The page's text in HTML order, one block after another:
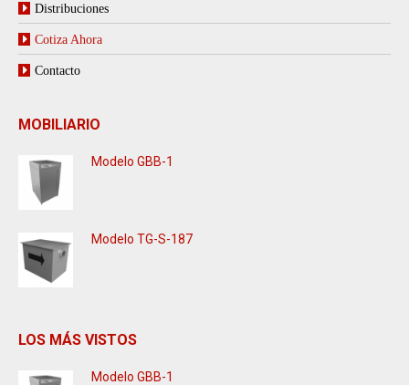
Distribuciones
Cotiza Ahora
Contacto
MOBILIARIO
Modelo GBB-1
Modelo TG-S-187
LOS MÁS VISTOS
Modelo GBB-1